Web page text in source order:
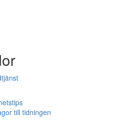
till tidningen